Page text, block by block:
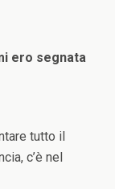
ero segnata
tutto il
c’è nel